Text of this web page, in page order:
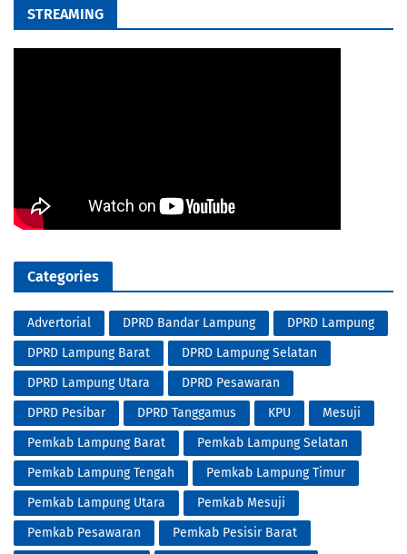
STREAMING
Categories
Advertorial DPRD Bandar Lampung
DPRD Lampung
DPRD Lampung Barat
DPRD Lampung Selatan
DPRD Lampung Utara
DPRD Pesawaran
DPRD Pesibar
DPRD Tanggamus KPU
Mesuji
Pemkab Lampung Barat
Pemkab Lampung Selatan
Pemkab Lampung Tengah
Pemkab Lampung Timur
Pemkab Lampung Utara
Pemkab Mesuji
Pemkab Pesawaran
Pemkab Pesisir Barat